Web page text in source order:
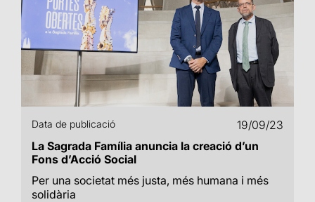
Data de publicació
19/09/23
La Sagrada Família anuncia la creació d’un
Fons d’Acció Social
Per una societat més justa, més humana i més
solidària